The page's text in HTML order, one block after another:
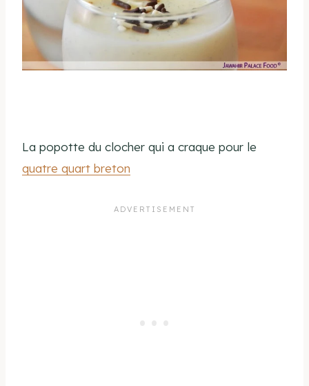
La popotte du clocher qui a craque pour le
quatre quart breton